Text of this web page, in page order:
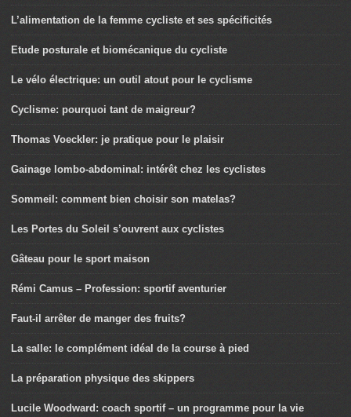
L’alimentation de la femme cycliste et ses spécificités
Etude posturale et biomécanique du cycliste
Le vélo électrique: un outil atout pour le cyclisme
Cyclisme: pourquoi tant de maigreur?
Thomas Voeckler: je pratique pour le plaisir
Gainage lombo-abdominal: intérêt chez les cyclistes
Sommeil: comment bien choisir son matelas?
Les Portes du Soleil s’ouvrent aux cyclistes
Gâteau pour le sport maison
Rémi Camus – Profession: sportif aventurier
Faut-il arrêter de manger des fruits?
La salle: le complément idéal de la course à pied
La préparation physique des skippers
Lucile Woodward: coach sportif – un programme pour la vie